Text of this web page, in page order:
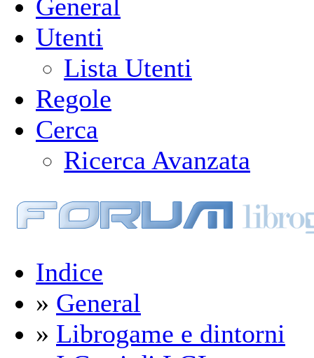
General
Utenti
Lista Utenti
Regole
Cerca
Ricerca Avanzata
Indice
» General
» Librogame e dintorni